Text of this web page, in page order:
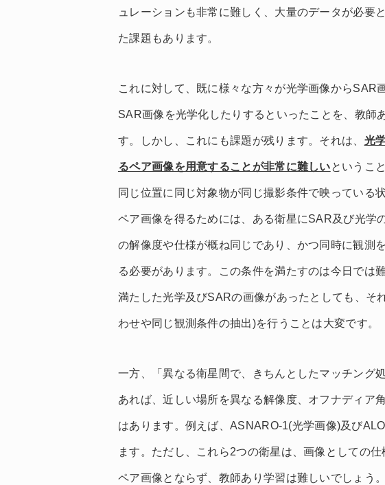
ュレーションも非常に難しく、大量のデータが必要
た課題もあります。
これに対して、既に様々な方々が光学画像からSAR
SAR画像を光学化したりするといったことを、教師
す。しかし、これにも課題が残ります。それは、 光
るペア画像を用意することが非常に難しいというこ
同じ位置に同じ対象物が同じ撮影条件で映っている
ペア画像を得るためには、ある衛星にSAR及び光学
の解像度や仕様が概ね同じであり、かつ同時に観測
る必要があります。この条件を満たすのは今日では
満たした光学及びSARの画像があったとしても、そ
わせや同じ観測条件の抽出)を行うことは大変です。
一方、「異なる衛星間で、きちんとしたマッチング
あれば、近しい場所を異なる解像度、オフナディア
はあります。例えば、ASNARO-1(光学画像)及び
ます。ただし、これら2つの衛星は、画像としての
ペア画像とならず、教師あり学習は難しいでしょう。